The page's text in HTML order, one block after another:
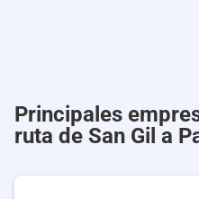
Principales
ruta de San Gil a